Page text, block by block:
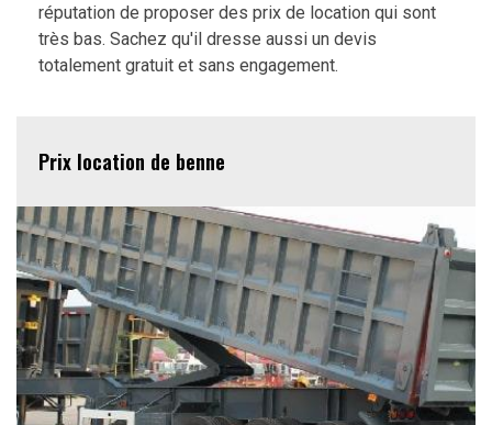
réputation de proposer des prix de location qui sont
très bas. Sachez qu'il dresse aussi un devis
totalement gratuit et sans engagement.
Prix location de benne